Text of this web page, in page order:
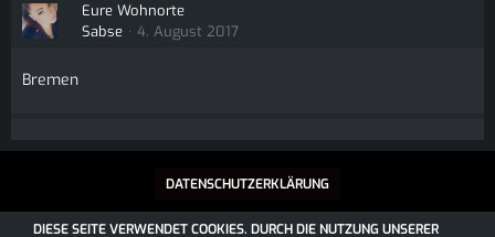
Eure Wohnorte
Sabse
4. August 2017
Bremen
DATENSCHUTZERKLÄRUNG
DIESE SEITE VERWENDET COOKIES. DURCH DIE NUTZUNG UNSERER